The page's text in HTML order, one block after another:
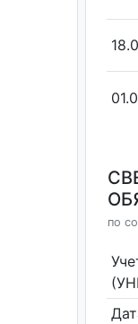
по